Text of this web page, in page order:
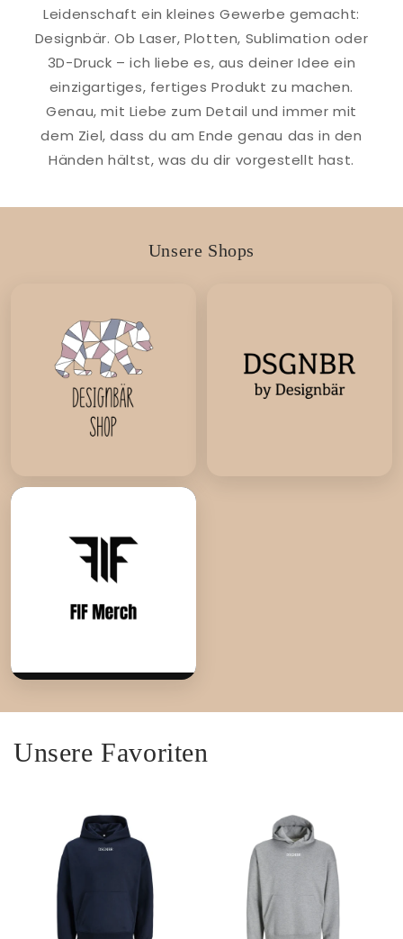
Leidenschaft ein kleines Gewerbe gemacht:
Designbär. Ob Laser, Plotten, Sublimation oder
3D-Druck – ich liebe es, aus deiner Idee ein
einzigartiges, fertiges Produkt zu machen.
Genau, mit Liebe zum Detail und immer mit
dem Ziel, dass du am Ende genau das in den
Händen hältst, was du dir vorgestellt hast.
Unsere Shops
Unsere Favoriten